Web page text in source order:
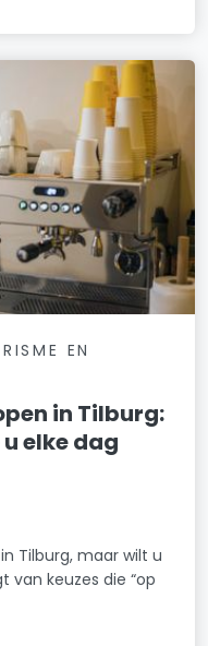
EN
in Tilburg:
elke dag
Tilburg, maar wilt u
van keuzes die “op